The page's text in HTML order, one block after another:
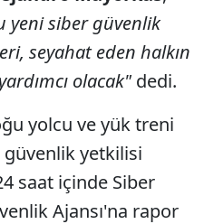
yeni siber güvenlik
seyahat eden halkın
olacak" dedi.
yolcu ve yük treni
yetkilisi
saat içinde Siber
Ajansı'na rapor